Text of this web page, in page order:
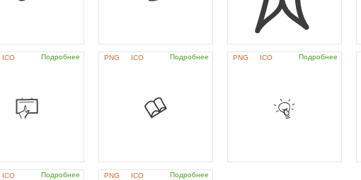
ICO Подробнее PNG ICO Подробнее PNG ICO Подробнее
ICO Подробнее PNG ICO Подробнее